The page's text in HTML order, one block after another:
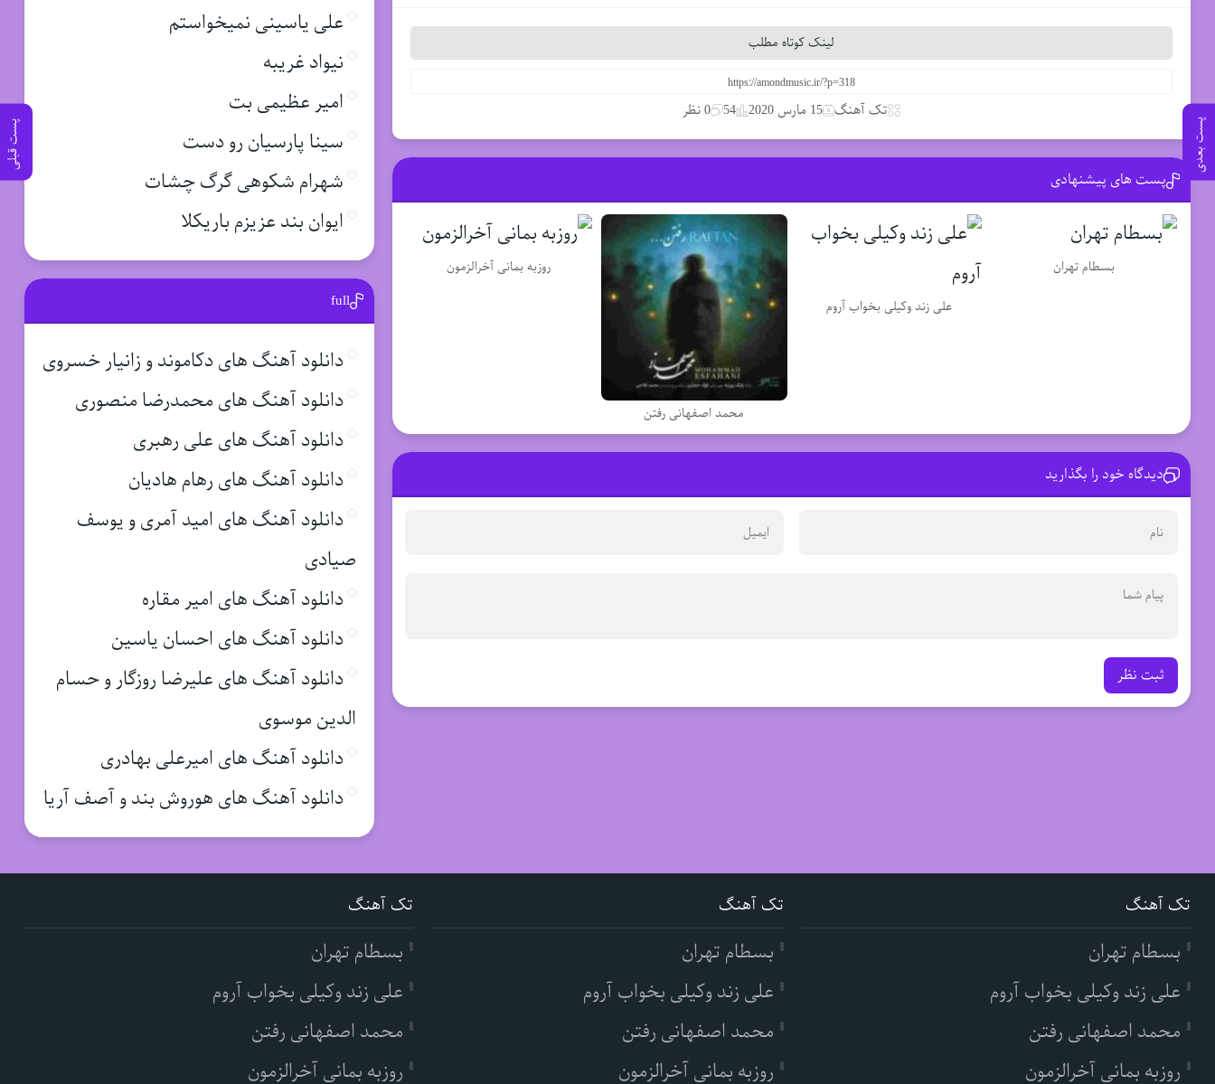
پست بعدی پست قبلی
لینک کوتاه مطلب
تک آهنگ 15 مارس 2020 54 0 نظر
پست های پیشنهادی
بسطام تهران
علی زند وکیلی بخواب آروم
محمد اصفهانی رفتن
روزبه بمانی آخرالزمون
دیدگاه خود را بگذارید
ثبت نظر
علی یاسینی نمیخواستم
نیواد غریبه
امیر عظیمی بت
سینا پارسیان رو دست
شهرام شکوهی گرگ چشات
ایوان بند عزیزم باریکلا
full
دانلود آهنگ های دکاموند و زانیار خسروی
دانلود آهنگ های محمدرضا منصوری
دانلود آهنگ های علی رهبری
دانلود آهنگ های رهام هادیان
دانلود آهنگ های امید آمری و یوسف
صیادی
دانلود آهنگ های امیر مقاره
دانلود آهنگ های احسان یاسین
دانلود آهنگ های علیرضا روزگار و حسام
الدین موسوی
دانلود آهنگ های امیرعلی بهادری
دانلود آهنگ های هوروش بند و آصف آریا
تک آهنگ
بسطام تهران
علی زند وکیلی بخواب آروم
محمد اصفهانی رفتن
روزبه بمانی آخرالزمون
تک آهنگ
بسطام تهران
علی زند وکیلی بخواب آروم
محمد اصفهانی رفتن
روزبه بمانی آخرالزمون
تک آهنگ
بسطام تهران
علی زند وکیلی بخواب آروم
محمد اصفهانی رفتن
روزبه بمانی آخرالزمون